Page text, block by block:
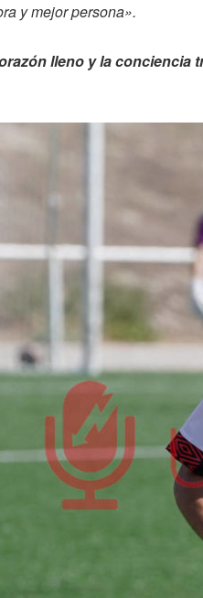
y mejor persona».
lleno y la